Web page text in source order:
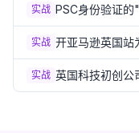
（2026）
实战 PSC身份验证的
天？出生月份
实战 开亚马逊英国站
业卖家资质要
实战 英国科技初创公
易踩的5个坑（